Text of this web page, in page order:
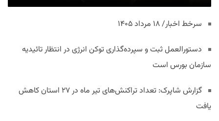
سرخط اخبار/ ۱۸ مرداد ۱۴۰۵
دستورالعمل ثبت و سپرده‌گذاری توکن انرژی در انتظار تائیدیه
سازمان بورس است
گزارش شاپرک: تعداد تراکنش‌های تیر ماه در ۲۷ استان‌ کاهش
یافت